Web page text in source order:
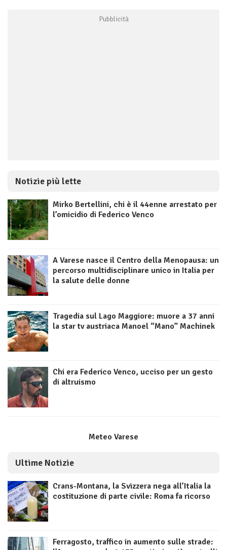
Notizie più lette
Mirko Bertellini, chi è il 44enne arrestato per
l’omicidio di Federico Venco
A Varese nasce il Centro della Menopausa: un
percorso multidisciplinare unico in Italia per
la salute delle donne
Tragedia sul Lago Maggiore: muore a 37 anni
la star tv austriaca Manoel “Mano” Machinek
Chi era Federico Venco, ucciso per un gesto
di altruismo
Meteo Varese
Ultime Notizie
Crans-Montana, la Svizzera nega all’Italia la
costituzione di parte civile: Roma fa ricorso
Ferragosto, traffico in aumento sulle strade: